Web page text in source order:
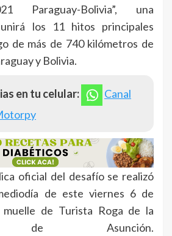
Paraguay-Bolivia”, una
los 11 hitos principales
de más de 740 kilómetros de
y Bolivia.
en tu celular:
Canal
oficial del desafío se realizó
de este viernes 6 de
de Turista Roga de la
de Asunción.